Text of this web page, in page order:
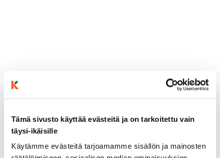
Tämä sivusto käyttää evästeitä ja on tarkoitettu vain
täysi-ikäisille
Käytämme evästeitä tarjoamamme sisällön ja mainosten
valmistusohje